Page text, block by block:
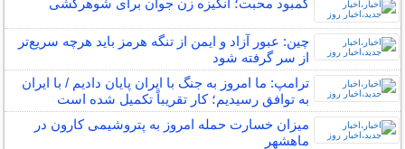
کمبود محبت؛ انگیزه زن جوان برای شوهرکشی
چین: عبور آزاد و ایمن از تنگه هرمز باید هرچه سریع‌تر
از سر گرفته شود
ترامپ: ما امروز به جنگ با ایران پایان دادیم / با ایران
به توافق رسیدیم؛ کار تقریباً تکمیل شده است
میزان خسارت حمله امروز به پتروشیمی کارون در
ماهشهر